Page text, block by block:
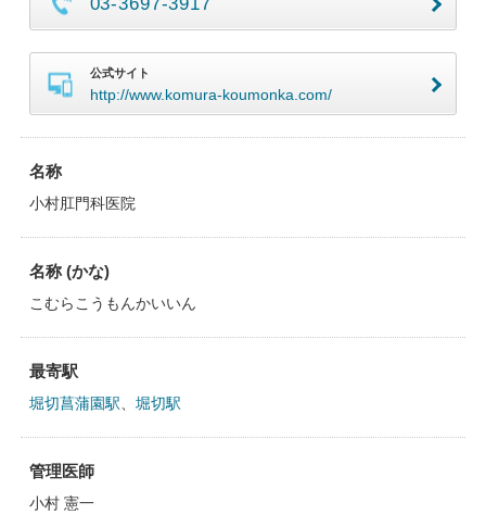
公式サイト
http://www.komura-koumonka.com/
名称
小村肛門科医院
名称 (かな)
こむらこうもんかいいん
最寄駅
堀切菖蒲園駅 堀切駅
管理医師
小村 憲一